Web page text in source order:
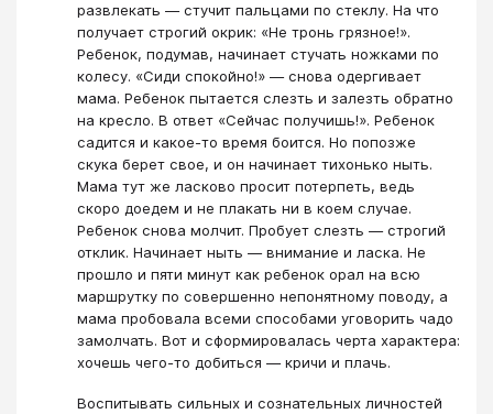
развлекать — стучит пальцами по стеклу. На что
получает строгий окрик: «Не тронь грязное!».
Ребенок, подумав, начинает стучать ножками по
колесу. «Сиди спокойно!» — снова одергивает
мама. Ребенок пытается слезть и залезть обратно
на кресло. В ответ «Сейчас получишь!». Ребенок
садится и какое-то время боится. Но попозже
скука берет свое, и он начинает тихонько ныть.
Мама тут же ласково просит потерпеть, ведь
скоро доедем и не плакать ни в коем случае.
Ребенок снова молчит. Пробует слезть — строгий
отклик. Начинает ныть — внимание и ласка. Не
прошло и пяти минут как ребенок орал на всю
маршрутку по совершенно непонятному поводу, а
мама пробовала всеми способами уговорить чадо
замолчать. Вот и сформировалась черта характера:
хочешь чего-то добиться — кричи и плачь.
Воспитывать сильных и сознательных личностей